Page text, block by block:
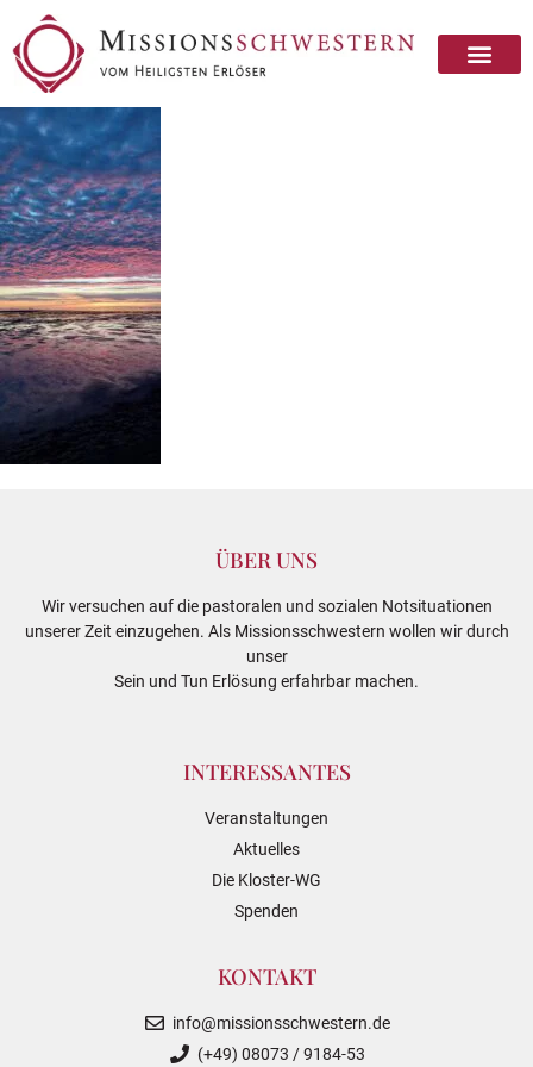
ÜBER UNS
Wir versuchen auf die pastoralen und sozialen Notsituationen
unserer Zeit einzugehen. Als Missionsschwestern wollen wir durch
unser
Sein und Tun Erlösung erfahrbar machen.
INTERESSANTES
Veranstaltungen
Aktuelles
Die Kloster-WG
Spenden
KONTAKT
info@missionsschwestern.de
(+49) 08073 / 9184-53